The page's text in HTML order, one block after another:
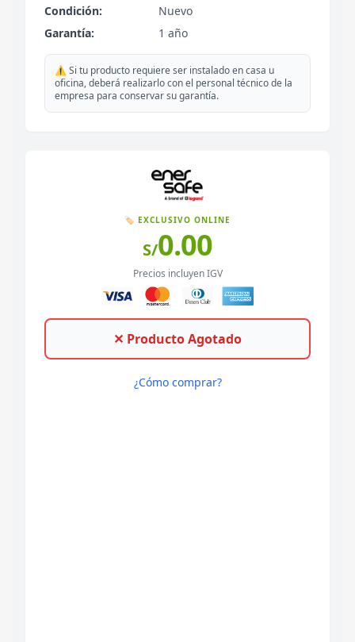
Condición:
Nuevo
Garantía:
1 año
⚠️ Si tu producto requiere ser instalado en casa u
oficina, deberá realizarlo con el personal técnico de la
empresa para conservar su garantía.
🏷️ EXCLUSIVO ONLINE
S/0.00
Precios incluyen IGV
✕ Producto Agotado
¿Cómo comprar?